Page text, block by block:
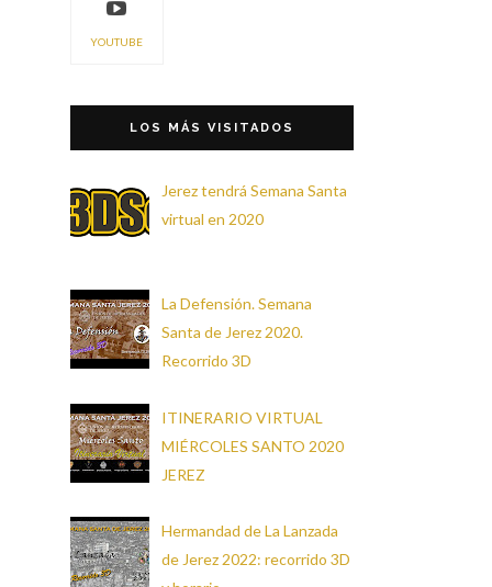
YOUTUBE
LOS MÁS VISITADOS
Jerez tendrá Semana Santa
virtual en 2020
La Defensión. Semana
Santa de Jerez 2020.
Recorrido 3D
ITINERARIO VIRTUAL
MIÉRCOLES SANTO 2020
JEREZ
Hermandad de La Lanzada
de Jerez 2022: recorrido 3D